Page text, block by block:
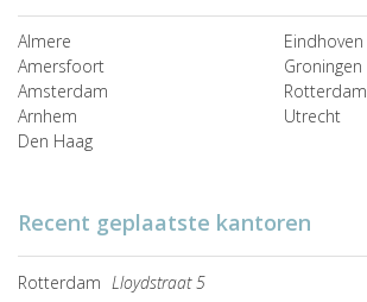
Almere
Amersfoort
Amsterdam
Arnhem
Den Haag
Eindhoven
Groningen
Rotterdam
Utrecht
Recent geplaatste kantoren
Rotterdam Lloydstraat 5